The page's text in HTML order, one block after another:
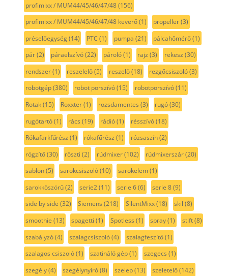
profimixx / MUM44/45/46/47/48(156)
profimixx / MUM44/45/46/47/48 keverő(1) propeller(3)
préselőegység(14) PTC (1) pumpa (21) pálcahőmérő(1)
pár(2) páraelszívó(22) pároló(1) rajz (3) rekesz (30)
rendszer(1) reszelelő(5) reszelő(18) rezgőcsiszoló(3)
robotgép(380) robot porszívó(15) robotporszívó(11)
Rotak(15) Roxxter(1) rozsdamentes (3) rugó(30)
rugótartó(1) rács (19) rádió(1) résszívó(18)
Rókafarkfűrész (1) rókafűrész (1) rózsaszín(2)
rögzítő(30) röszti (2) rúdmixer(102) rúdmixerszár(20)
sablon(5) sarokcsiszoló(10) sarokelem(1)
sarokköszörű(2) serie2(11) serie 6(6) serie 8(9)
side by side (32) Siemens (218) SilentMixx(18) skil (8)
smoothie (13) spagetti (1) Spotless (1) spray(1) stift(8)
szabályzó(4) szalagcsiszoló(4) szalagfeszítő(1)
szalagos csiszoló(1) szatináló gép(1) szegecs (1)
szegély(4) szegélynyíró(8) szelep(13) szeletelő(142)